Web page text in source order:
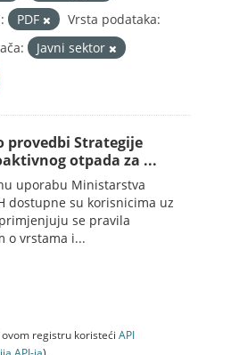
PDF
Vrsta podataka:
Javni sektor
provedbi Strategije
otpada za ...
uporabu Ministarstva
dostupne su korisnicima uz
se pravila
o vrstama i...
registru koristeći API